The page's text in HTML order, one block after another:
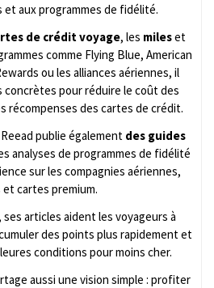
et aux programmes de fidélité.
de crédit voyage, les mileset
comme Flying Blue, American
ou les alliances aériennes, il
pour réduire le coût des
récompenses des cartes de crédit.
publie également des guides
analyses de programmes de fidélité
sur les compagnies aériennes,
cartes premium.
ses articles aident les voyageurs à
des points plus rapidement et
conditions pour moins cher.
aussi une vision simple : profiter